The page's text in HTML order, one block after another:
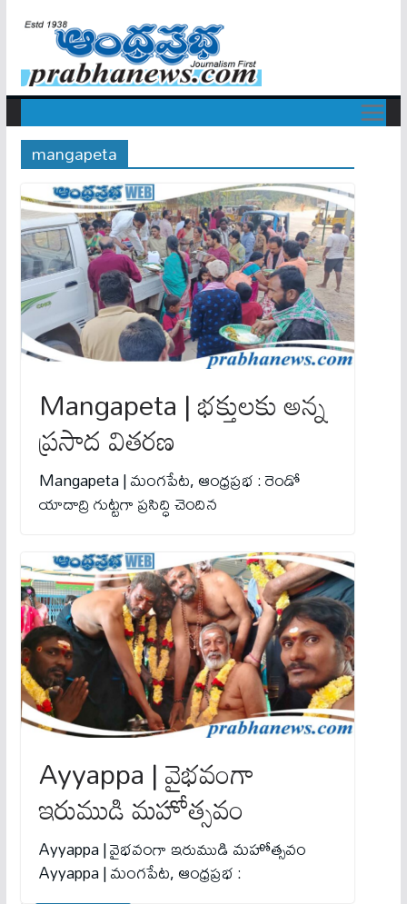
mangapeta
Mangapeta | భక్తులకు అన్న
ప్రసాద వితరణ
Mangapeta | మంగపేట, ఆంధ్రప్రభ : రెండో
యాదాద్రి గుట్టగా ప్రసిద్ధి చెందిన
Ayyappa | వైభవంగా
ఇరుముడి మ‌హోత్స‌వం
Ayyappa | వైభవంగా ఇరుముడి మ‌హోత్స‌వం
Ayyappa | మంగపేట, ఆంధ్రప్రభ :